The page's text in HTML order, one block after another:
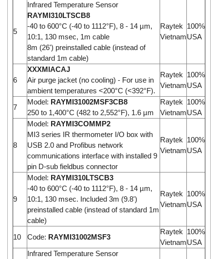
5
Infrared Temperature Sensor
RAYMI310LTSCB8
-40 to 600°C (-40 to 1112°F), 8 - 14 µm,
10:1, 130 msec, 1m cable
8m (26') preinstalled cable (instead of
standard 1m cable)
Raytek
Vietnam
100%
USA
6
XXXMIACAJ
Air purge jacket (no cooling) - For use in
ambient temperatures <200°C (<392°F).
Raytek
Vietnam
100%
USA
7
Model: RAYMI31002MSF3CB8
250 to 1,400°C (482 to 2,552°F), 1.6 µm
Raytek
Vietnam
100%
USA
8
Model: RAYMI3COMMP2
MI3 series IR thermometer I/O box with
USB 2.0 and Profibus network
communications interface with installed 9
pin D-sub fieldbus connector
Raytek
Vietnam
100%
USA
9
Model: RAYMI310LTSCB3
-40 to 600°C (-40 to 1112°F), 8 - 14 µm,
10:1, 130 msec. Included 3m (9.8')
preinstalled cable (instead of standard 1m
cable)
Raytek
Vietnam
100%
USA
10 Code: RAYMI31002MSF3
Raytek
Vietnam
100%
USA
Infrared Temperature Sensor